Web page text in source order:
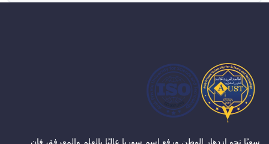
سعيًا نحو ازدهار الوطن ورفع اسم سوريا عاليًا بالعلم والمعرفة، فإن